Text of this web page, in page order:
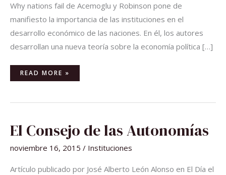
Why nations fail de Acemoglu y Robinson pone de
manifiesto la importancia de las instituciones en el
desarrollo económico de las naciones. En él, los autores
desarrollan una nueva teoría sobre la economía política […]
READ MORE »
El Consejo de las Autonomías
noviembre 16, 2015 / Instituciones
Artículo publicado por José Alberto León Alonso en El Día el
EL
CONSEJO
DE
AUTONOMÍAS